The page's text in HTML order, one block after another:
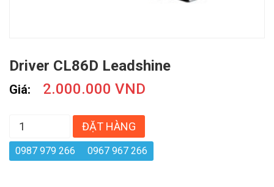
Driver CL86D Leadshine
Giá: 2.000.000 VND
ĐẶT HÀNG
0987 979 266 0967 967 266